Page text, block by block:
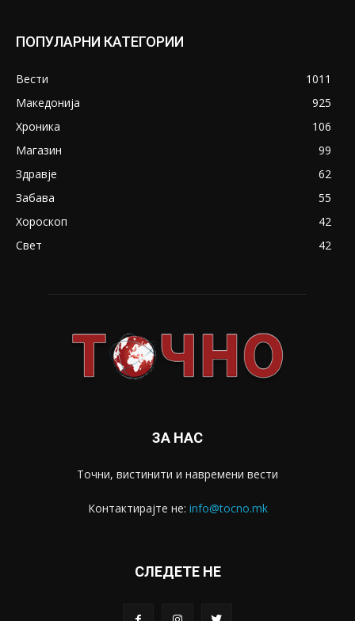
ПОПУЛАРНИ КАТЕГОРИИ
Вести
1011
Македонија
925
Хроника
106
Магазин
99
Здравје
62
Забава
55
Хороскоп
42
Свет
42
ЗА НАС
Точни, вистинити и навремени вести
Контактирајте не: info@tocno.mk
СЛЕДЕТЕ НЕ